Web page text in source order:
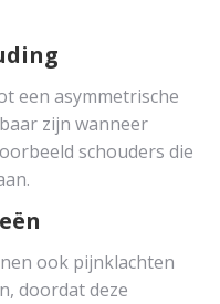
een asymmetrische
zijn wanneer
schouders die
ook pijnklachten
doordat deze